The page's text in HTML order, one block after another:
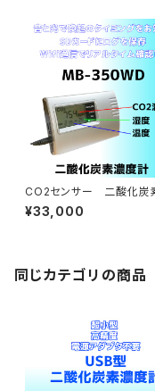
CO2センサー 二酸化炭
度計 MB-350WD
¥33,000
同じカテゴリの商品